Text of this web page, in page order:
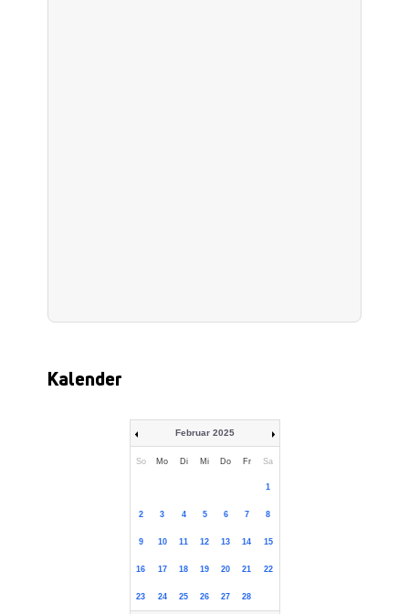
Kalender
Februar 2025
So Mo Di Mi Do Fr Sa
1
2 3 4 5 6 7 8
9 10 11 12 13 14 15
16 17 18 19 20 21 22
23 24 25 26 27 28